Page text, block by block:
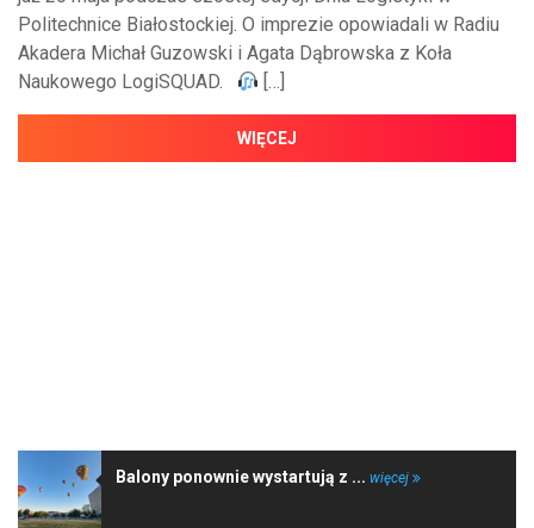
Politechnice Białostockiej. O imprezie opowiadali w Radiu
Akadera Michał Guzowski i Agata Dąbrowska z Koła
Naukowego LogiSQUAD.
[…]
WIĘCEJ
Balony ponownie wystartują z ... więcej